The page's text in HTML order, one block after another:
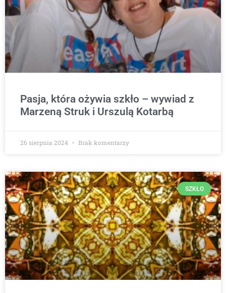
Pasja, która ożywia szkło – wywiad z
Marzeną Struk i Urszulą Kotarbą
26 sierpnia 2024 Brak komentarzy
SZKŁO